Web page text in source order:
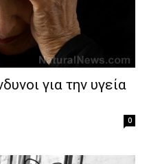
για την υγεία
0